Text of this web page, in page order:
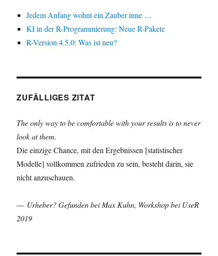
Jedem Anfang wohnt ein Zauber inne …
KI in der R-Programmierung: Neue R-Pakete
R-Version 4.5.0: Was ist neu?
ZUFÄLLIGES ZITAT
The only way to be comfortable with your results is to never
look at them.
Die einzige Chance, mit den Ergebnissen [statistischer
Modelle] vollkommen zufrieden zu sein, besteht darin, sie
nicht anzuschauen.
— Urheber? Gefunden bei Max Kuhn, Workshop bei UseR
2019